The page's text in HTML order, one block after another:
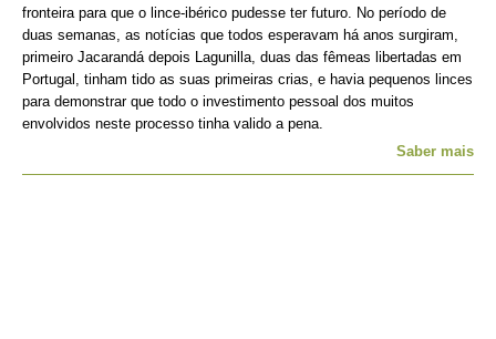
fronteira para que o lince-ibérico pudesse ter futuro. No período de
duas semanas, as notícias que todos esperavam há anos surgiram,
primeiro Jacarandá depois Lagunilla, duas das fêmeas libertadas em
Portugal, tinham tido as suas primeiras crias, e havia pequenos linces
para demonstrar que todo o investimento pessoal dos muitos
envolvidos neste processo tinha valido a pena.
Saber mais